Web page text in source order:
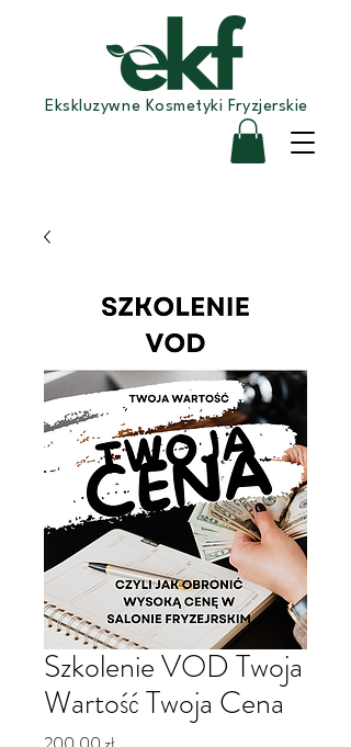
Ekskluzywne Kosmetyki Fryzjerskie
Szkolenie VOD Twoja
Wartość Twoja Cena
Cena